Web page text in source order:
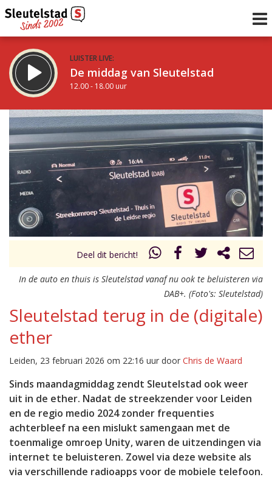
LUISTER LIVE:
De middag van Sleutelstad
12.00 - 18.00 uur
STRAKS:
De avond van Sleutelstad
18.00 - 19.00 uur
Vorig uur
uur 1 van 0 Volgend uur
Deel dit bericht!
In de auto en thuis is Sleutelstad vanaf nu ook te beluisteren via
DAB+. (Foto's: Sleutelstad)
Sleutelstad terug in de (digitale)
ether
Leiden, 23 februari 2026 om 22:16 uur door Chris de Waard
Sinds maandagmiddag zendt Sleutelstad ook weer
uit in de ether. Nadat de streekzender voor Leiden
en de regio medio 2024 zonder frequenties
achterbleef na een mislukt samengaan met de
toenmalige omroep Unity, waren de uitzendingen via
internet te beluisteren. Zowel via deze website als
via verschillende radioapps voor de mobiele telefoon.